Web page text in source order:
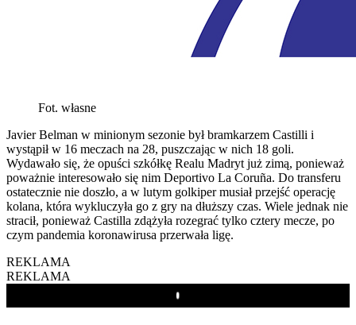
Fot. własne
Javier Belman w minionym sezonie był bramkarzem Castilli i
wystąpił w 16 meczach na 28, puszczając w nich 18 goli.
Wydawało się, że opuści szkółkę Realu Madryt już zimą, ponieważ
poważnie interesowało się nim Deportivo La Coruña. Do transferu
ostatecznie nie doszło, a w lutym golkiper musiał przejść operację
kolana, która wykluczyła go z gry na dłuższy czas. Wiele jednak nie
stracił, ponieważ Castilla zdążyła rozegrać tylko cztery mecze, po
czym pandemia koronawirusa przerwała ligę.
REKLAMA
REKLAMA
Play